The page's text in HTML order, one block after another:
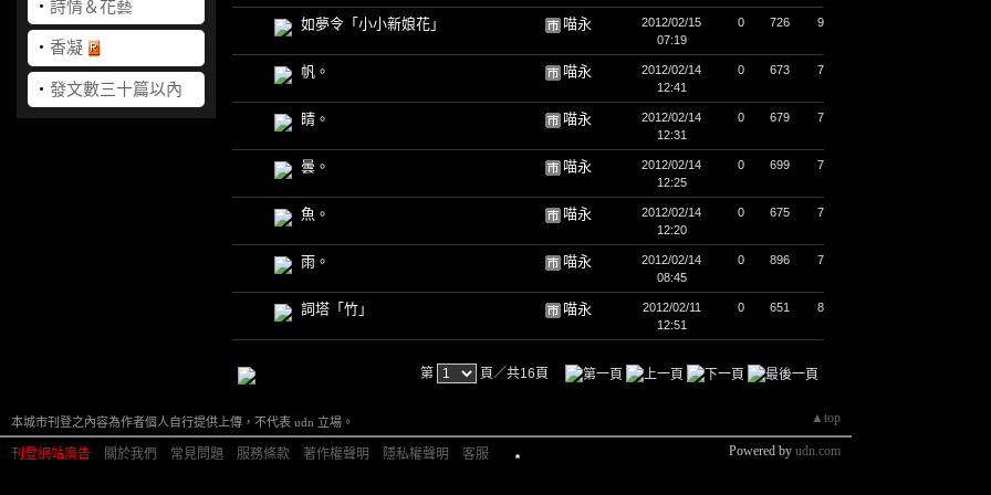
‧ 詩情＆花藝
‧ 香凝
‧ 發文數三十篇以內
如夢令「小小新娘花」 喵永
2012/02/15
07:19
0 726 9
帆。 喵永
2012/02/14
12:41
0 673 7
睛。 喵永
2012/02/14
12:31
0 679 7
曇。 喵永
2012/02/14
12:25
0 699 7
魚。 喵永
2012/02/14
12:20
0 675 7
雨。 喵永
2012/02/14
08:45
0 896 7
詞塔「竹」 喵永
2012/02/11
12:51
0 651 8
第 頁／共16頁
▲top
本城市刊登之內容為作者個人自行提供上傳，不代表 udn 立場。
刊登網站廣告 關於我們 常見問題 服務條款 著作權聲明 隱私權聲明 客服 Powered by udn.com